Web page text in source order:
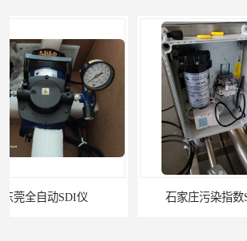
石家庄污染指数SDI仪